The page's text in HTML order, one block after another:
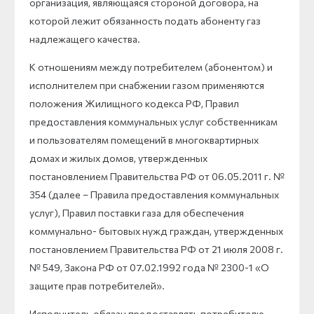
организация, являющаяся стороной договора, на
которой лежит обязанность подать абоненту газ
надлежащего качества.
К отношениям между потребителем (абонентом) и
исполнителем при снабжении газом применяются
положения Жилищного кодекса РФ, Правил
предоставления коммунальных услуг собственникам
и пользователям помещений в многоквартирных
домах и жилых домов, утвержденных
постановлением Правительства РФ от 06.05.2011 г. №
354 (далее – Правила предоставления коммунальных
услуг), Правил поставки газа для обеспечения
коммунально- бытовых нужд граждан, утвержденных
постановлением Правительства РФ от 21 июля 2008 г.
№ 549, Закона РФ от 07.02.1992 года № 2300-1 «О
защите прав потребителей».